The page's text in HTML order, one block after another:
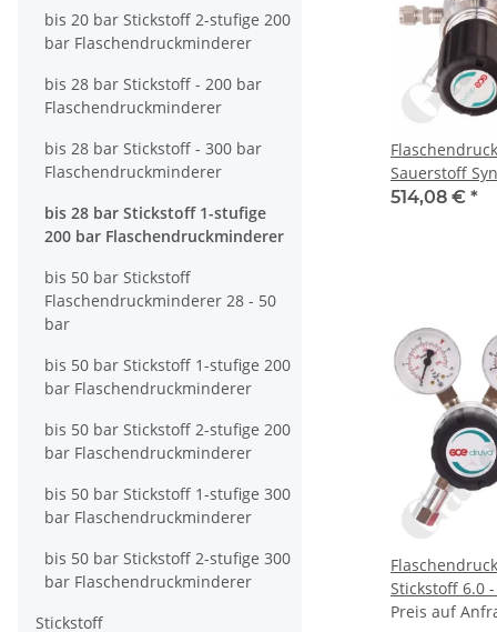
Sauerstoff
bar 1-stufig
514,08 € *
Stickstoff 6.0
- 1,0 bis 28
Preis auf
bis 20 bar Stickstoff 2-stufige 200
bar Flaschendruckminderer
bis 28 bar Stickstoff - 200 bar
Flaschendruckminderer
bis 28 bar Stickstoff - 300 bar
Flaschendruckminderer
bis 28 bar Stickstoff 1-stufige
200 bar Flaschendruckminderer
bis 50 bar Stickstoff
Flaschendruckminderer 28 - 50
bar
bis 50 bar Stickstoff 1-stufige 200
bar Flaschendruckminderer
bis 50 bar Stickstoff 2-stufige 200
bar Flaschendruckminderer
bis 50 bar Stickstoff 1-stufige 300
bar Flaschendruckminderer
bis 50 bar Stickstoff 2-stufige 300
bar Flaschendruckminderer
Stickstoff